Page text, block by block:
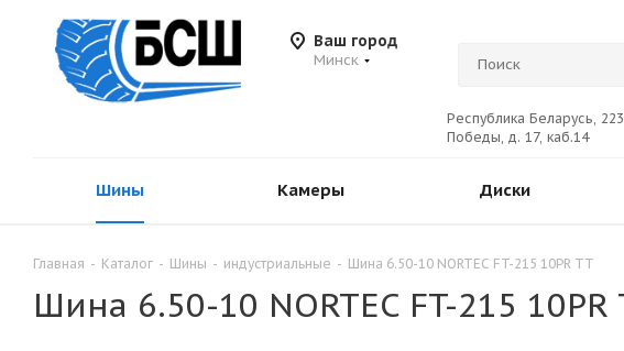
Ваш город
Минск
Республика Беларусь,
Победы, д. 17, каб.14
Шины Камеры Диски
Главная - Каталог - Шины - индустриальные - Шина 6.50-10 NORTEC FT-215 10PR TT
Шина 6.50-10 NORTEC FT-215 10PR